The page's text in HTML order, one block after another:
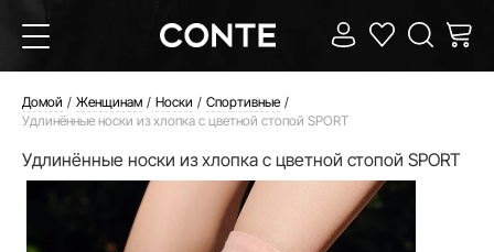
Домой Женщинам Носки
Спортивные
Удлинённые носки из хлопка с цветной стопой SPORT
Удлинённые носки из хлопка с цветной стопой SPORT